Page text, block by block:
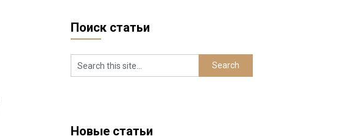
Поиск статьи
Новые статьи